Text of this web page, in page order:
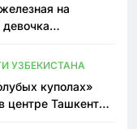
на
УЗБЕКИСТАНА
куполах»
центре Ташкента